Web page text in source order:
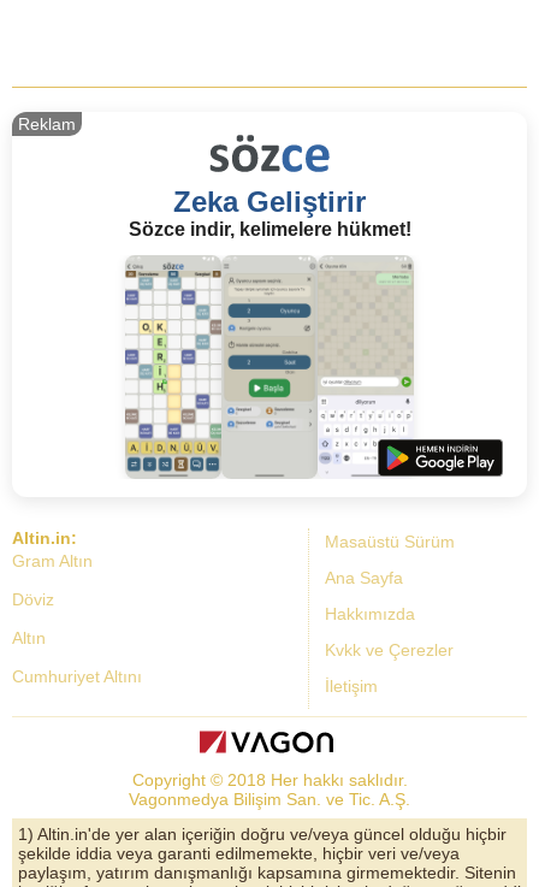
Zeka Geliştirir
Sözce indir, kelimelere hükmet!
Reklam
Masaüstü Sürüm
Ana Sayfa
Hakkımızda
Kvkk ve Çerezler
İletişim
Altin.in:
Gram Altın
Döviz
Altın
Cumhuriyet Altını
Dolar Kuru
Altın Yorumları
Döviz Kurları
Copyright © 2018 Her hakkı saklıdır.
Vagonmedya Bilişim San. ve Tic. A.Ş.
1) Altin.in'de yer alan içeriğin doğru ve/veya güncel olduğu hiçbir
şekilde iddia veya garanti edilmemekte, hiçbir veri ve/veya
paylaşım, yatırım danışmanlığı kapsamına girmemektedir. Sitenin